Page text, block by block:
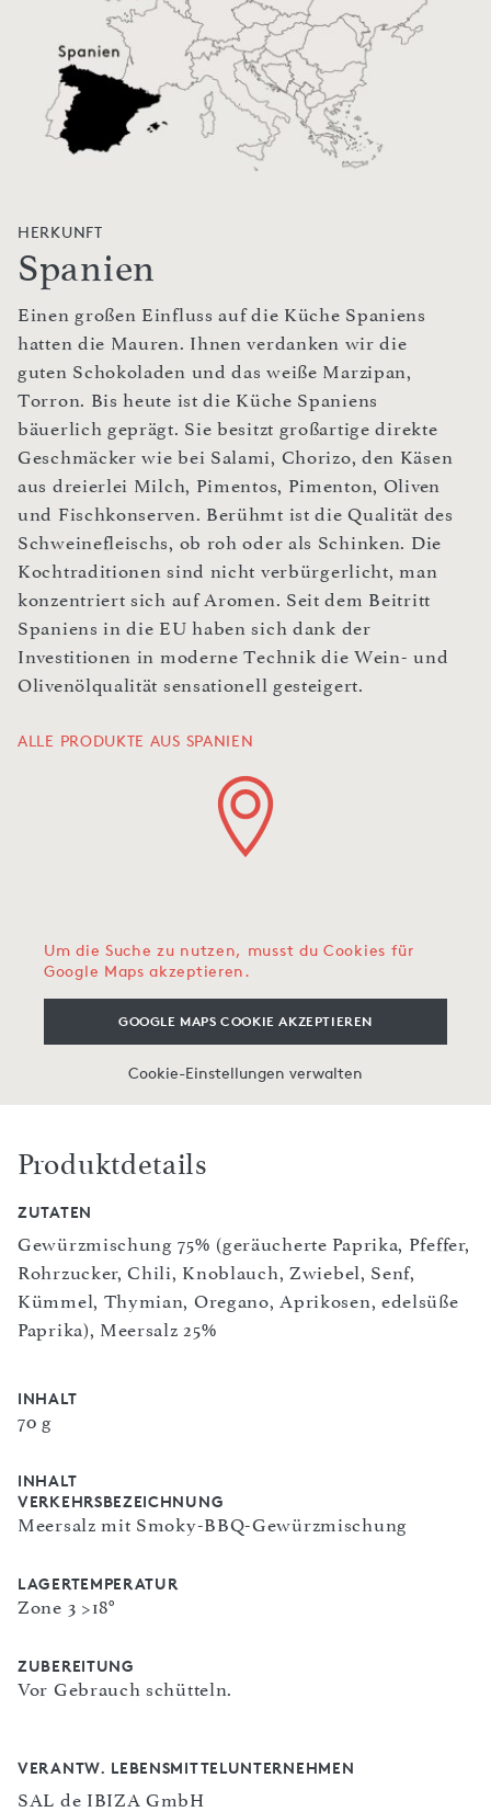
HERKUNFT
Spanien
Einen großen Einfluss auf die Küche Spaniens
hatten die Mauren. Ihnen verdanken wir die
guten Schokoladen und das weiße Marzipan,
Torron. Bis heute ist die Küche Spaniens
bäuerlich geprägt. Sie besitzt großartige direkte
Geschmäcker wie bei Salami, Chorizo, den Käsen
aus dreierlei Milch, Pimentos, Pimenton, Oliven
und Fischkonserven. Berühmt ist die Qualität des
Schweinefleischs, ob roh oder als Schinken. Die
Kochtraditionen sind nicht verbürgerlicht, man
konzentriert sich auf Aromen. Seit dem Beitritt
Spaniens in die EU haben sich dank der
Investitionen in moderne Technik die Wein- und
Olivenölqualität sensationell gesteigert.
ALLE PRODUKTE AUS SPANIEN
Um die Suche zu nutzen, musst du Cookies für
Google Maps akzeptieren.
GOOGLE MAPS COOKIE AKZEPTIEREN
Cookie-Einstellungen verwalten
Produktdetails
ZUTATEN
Gewürzmischung 75% (geräucherte Paprika, Pfeffer,
Rohrzucker, Chili, Knoblauch, Zwiebel, Senf,
Kümmel, Thymian, Oregano, Aprikosen, edelsüße
Paprika), Meersalz 25%
INHALT
70 g
INHALT
VERKEHRSBEZEICHNUNG
Meersalz mit Smoky-BBQ-Gewürzmischung
LAGERTEMPERATUR
Zone 3 >18°
ZUBEREITUNG
Vor Gebrauch schütteln.
VERANTW. LEBENSMITTELUNTERNEHMEN
SAL de IBIZA GmbH